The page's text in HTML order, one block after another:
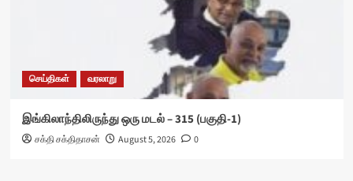
செய்திகள் வரலாறு
இங்கிலாந்திலிருந்து ஒரு மடல் – 315 (பகுதி-1)
சக்தி சக்திதாசன் August 5, 2026 0